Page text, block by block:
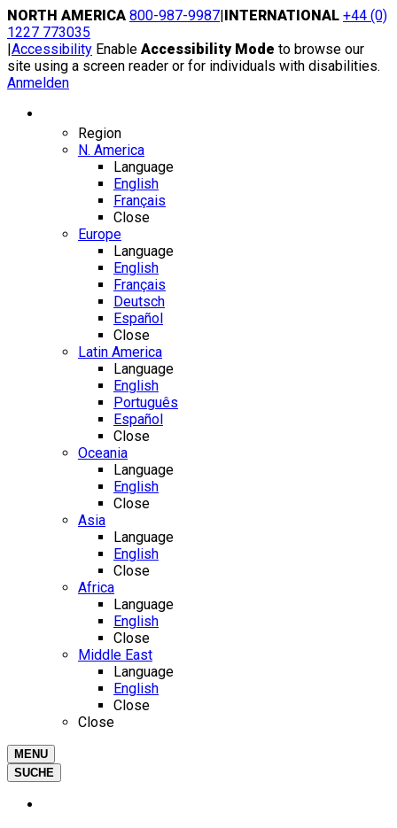
Skip
to
content
NORTH AMERICA 800-987-9987|INTERNATIONAL +44 (0)
1227 773035
|Accessibility Enable Accessibility Mode to browse our
site using a screen reader or for individuals with disabilities.
Anmelden
Region
N. America
Language
English
Français
Close
Europe
Language
English
Français
Deutsch
Español
Close
Latin America
Language
English
Português
Español
Close
Oceania
Language
English
Close
Asia
Language
English
Close
Africa
Language
English
Close
Middle East
Language
English
Close
Close
MENU
SUCHE